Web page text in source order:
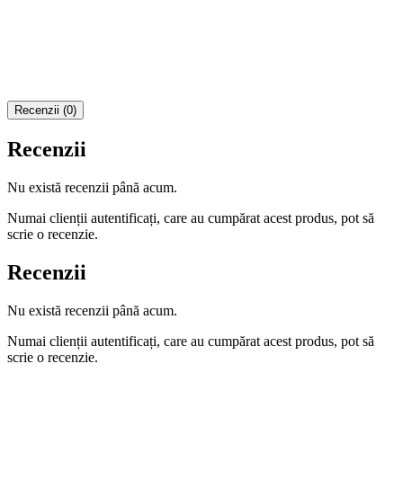
Recenzii (0)
Recenzii
Nu există recenzii până acum.
Numai clienții autentificați, care au cumpărat acest produs, pot să
scrie o recenzie.
Recenzii
Nu există recenzii până acum.
Numai clienții autentificați, care au cumpărat acest produs, pot să
scrie o recenzie.